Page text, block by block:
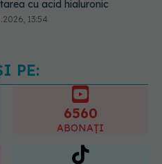
din deget care ar putea
riscul pentru 8 boli majore
PE:
6560
ABONAȚI